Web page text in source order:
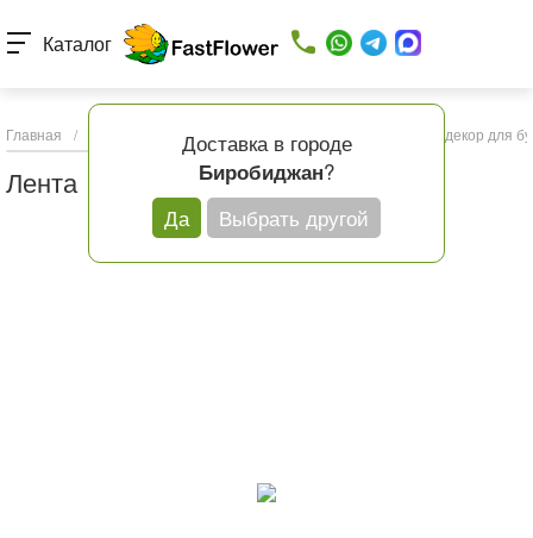
Доставка в городе
Биробиджан?
Да
Выбрать другой
Каталог
Главная / Каталог товаров Упаковка и декор для
Лента